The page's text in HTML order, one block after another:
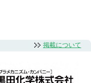
掲載について